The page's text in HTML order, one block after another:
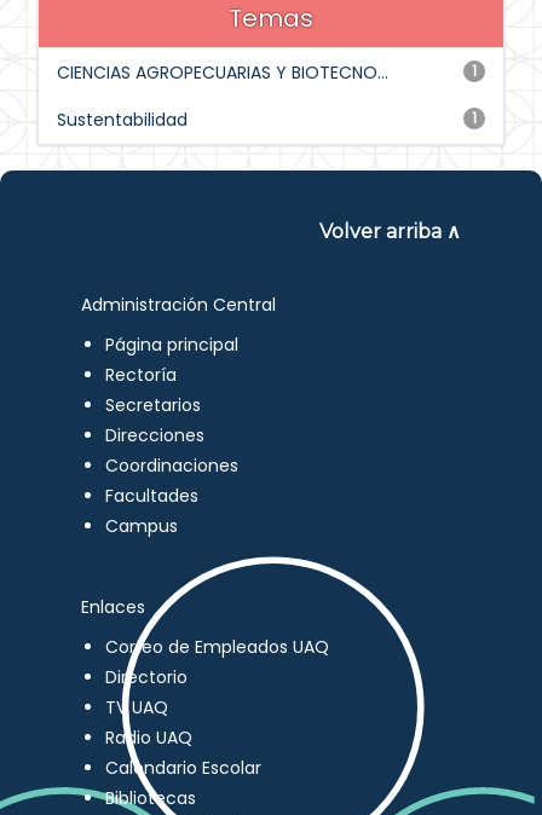
Temas
1
CIENCIAS AGROPECUARIAS Y BIOTECNO...
1
Sustentabilidad
Volver arriba ∧
Administración Central
Página principal
Rectoría
Secretarios
Direcciones
Coordinaciones
Facultades
Campus
Enlaces
Correo de Empleados UAQ
Directorio
TV UAQ
Radio UAQ
Calendario Escolar
Bibliotecas